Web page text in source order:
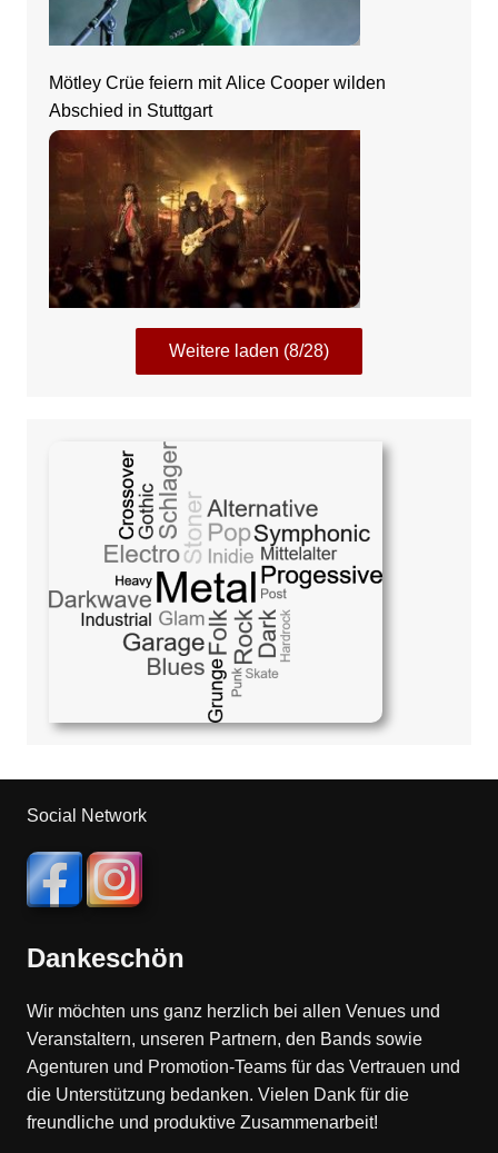
Mötley Crüe feiern mit Alice Cooper wilden
Abschied in Stuttgart
Weitere laden (8/28)
Social Network
Dankeschön
Wir möchten uns ganz herzlich bei allen Venues und
Veranstaltern, unseren Partnern, den Bands sowie
Agenturen und Promotion-Teams für das Vertrauen und
die Unterstützung bedanken. Vielen Dank für die
freundliche und produktive Zusammenarbeit!